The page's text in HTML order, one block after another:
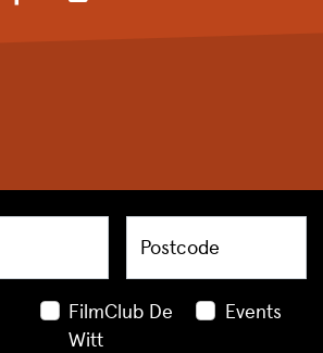
Postcode
FilmClub De
Witt
Events